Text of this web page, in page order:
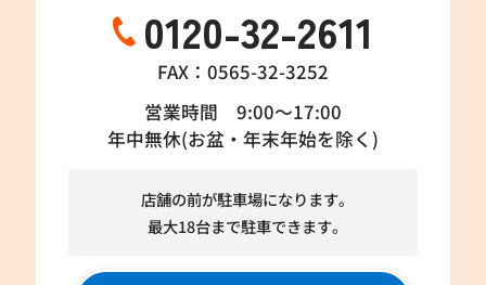
0120-32-2611
FAX：0565-32-3252
営業時間 9:00～17:00
年中無休(お盆・年末年始を除く)
店舗の前が駐車場になります。
最大18台まで駐車できます。